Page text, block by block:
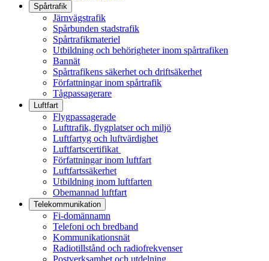
Spårtrafik
Järnvägstrafik
Spårbunden stadstrafik
Spårtrafikmateriel
Utbildning och behörigheter inom spårtrafiken
Bannät
Spårtrafikens säkerhet och driftsäkerhet
Författningar inom spårtrafik
Tågpassagerare
Luftfart
Flygpassagerade
Lufttrafik, flygplatser och miljö
Luftfartyg och luftvärdighet
Luftfartscertifikat
Författningar inom luftfart
Luftfartssäkerhet
Utbildning inom luftfarten
Obemannad luftfart
Telekommunikation
Fi-domännamn
Telefoni och bredband
Kommunikationsnät
Radiotillstånd och radiofrekvenser
Postverksamhet och utdelning